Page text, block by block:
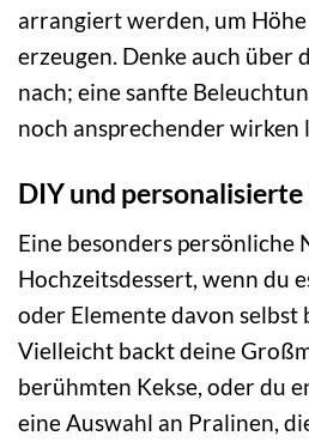
arrangiert werden, um
erzeugen. Denke auch über
nach; eine sanfte
noch ansprechender wirken
DIY und personalisierte
Eine besonders persönliche
Hochzeitsdessert, wenn du
oder Elemente davon selbst
Vielleicht backt deine
berühmten Kekse, oder du
eine Auswahl an Pralinen,